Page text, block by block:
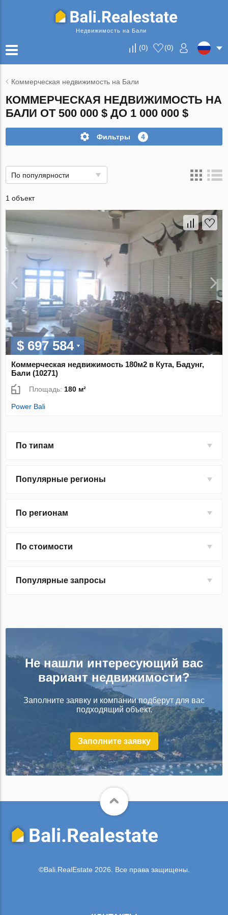
Недвижимость на Бали
(0) (0)
Коммерческая недвижимость на Бали
КОММЕРЧЕСКАЯ НЕДВИЖИМОСТЬ НА
БАЛИ ОТ 500 000 $ ДО 1 000 000 $
Фильтры 4
По популярности
1 объект
$ 697 584
Коммерческая недвижимость 180м2 в Кута, Бадунг,
Бали (10271)
Площадь: 180 м²
Power Bali
По типам
Популярные регионы
По регионам
По стоимости
Популярные запросы
Не нашли интересующий вас
вариант недвижимости?
Заполните заявку и компании подберут для вас
подходящий объект.
Заполните заявку
©Bali.RealEstate 2026. Все права защищены.